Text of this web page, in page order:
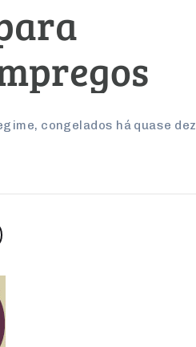
congelados há quase dez